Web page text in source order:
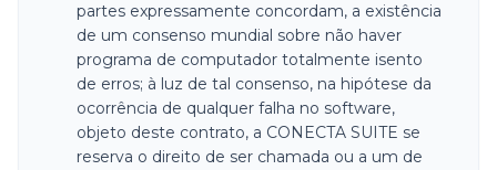
partes expressamente concordam, a existência
de um consenso mundial sobre não haver
programa de computador totalmente isento
de erros; à luz de tal consenso, na hipótese da
ocorrência de qualquer falha no software,
objeto deste contrato, a CONECTA SUITE se
reserva o direito de ser chamada ou a um de